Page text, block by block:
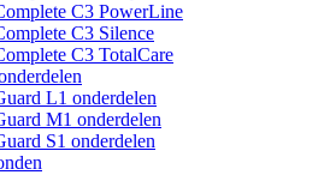
C3 PowerLine
C3 Silence
C3 TotalCare
L1 onderdelen
M1 onderdelen
S1 onderdelen